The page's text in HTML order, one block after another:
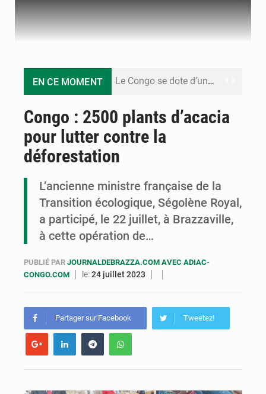
EN CE MOMENT Le Congo se dote d’un programme national pour valoriser les produits forestiers non ligneux
Compétitions africaines : la CAF ferme la porte à l’AC Léopards et à l’AS Otohô
Congo : 2500 plants d’acacia
pour lutter contre la
déforestation
L’ancienne ministre française de la
Transition écologique, Ségolène Royal,
a participé, le 22 juillet, à Brazzaville,
à cette opération de…
PUBLIÉ PAR JOURNALDEBRAZZA.COM AVEC ADIAC-
CONGO.COM
le:24 juillet 2023
Partager sur Facebook Tweetez!